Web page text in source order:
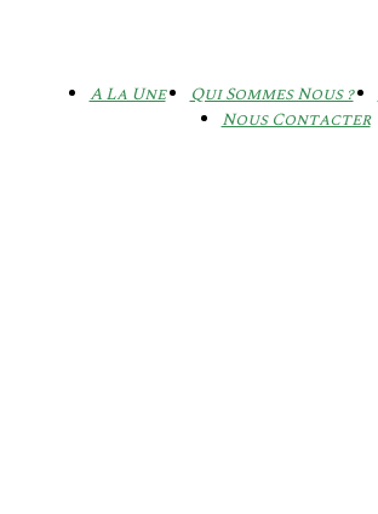
A La Une Qui Sommes Nous ?
Nous Contacter